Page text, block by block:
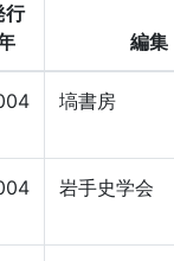
行
編集
塙書房
岩手史学会